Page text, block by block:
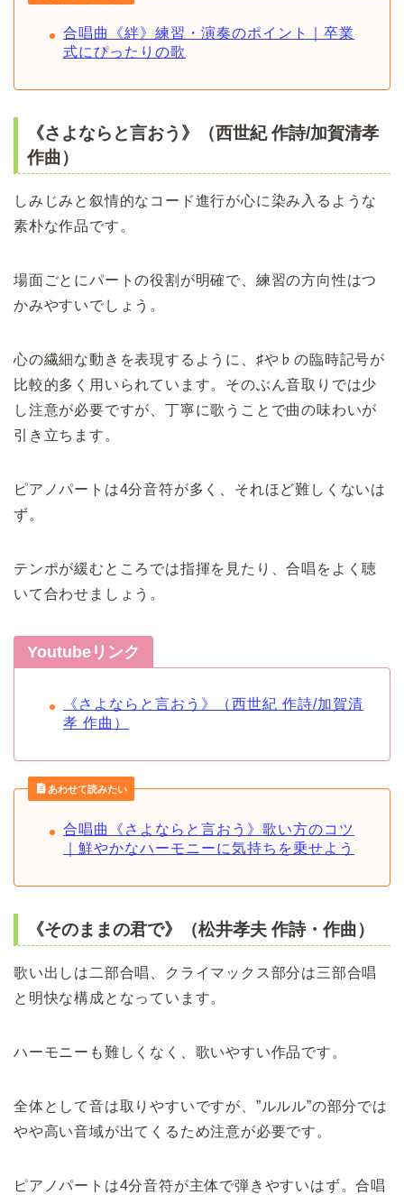
合唱曲《絆》練習・演奏のポイント｜卒業
式にぴったりの歌
《さよならと言おう》（西世紀 作詩/加賀清孝
作曲）
しみじみと叙情的なコード進行が心に染み入るような
素朴な作品です。
場面ごとにパートの役割が明確で、練習の方向性はつ
かみやすいでしょう。
心の繊細な動きを表現するように、♯や♭の臨時記号が
比較的多く用いられています。そのぶん音取りでは少
し注意が必要ですが、丁寧に歌うことで曲の味わいが
引き立ちます。
ピアノパートは4分音符が多く、それほど難しくないは
ず。
テンポが緩むところでは指揮を見たり、合唱をよく聴
いて合わせましょう。
Youtubeリンク
《さよならと言おう》（西世紀 作詩/加賀清
孝 作曲）
あわせて読みたい
合唱曲《さよならと言おう》歌い方のコツ
｜鮮やかなハーモニーに気持ちを乗せよう
《そのままの君で》（松井孝夫 作詩・作曲）
歌い出しは二部合唱、クライマックス部分は三部合唱
と明快な構成となっています。
ハーモニーも難しくなく、歌いやすい作品です。
全体として音は取りやすいですが、”ルルル”の部分では
やや高い音域が出てくるため注意が必要です。
ピアノパートは4分音符が主体で弾きやすいはず。合唱